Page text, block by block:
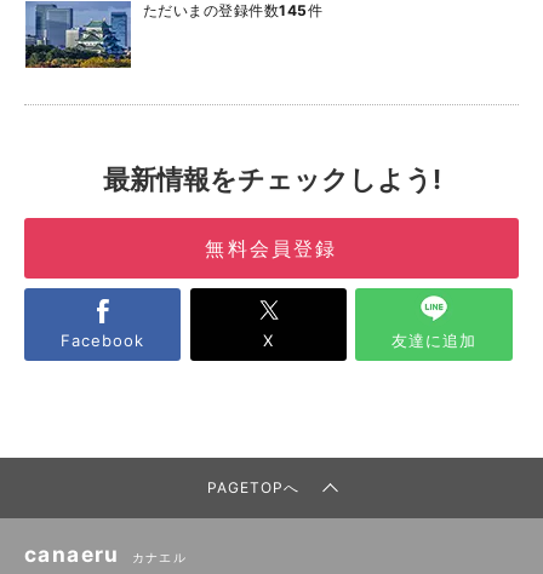
ただいまの登録件数145件
最新情報をチェックしよう!
無料会員登録
Facebook X 友達に追加
PAGETOPへ
canaeru カナエル